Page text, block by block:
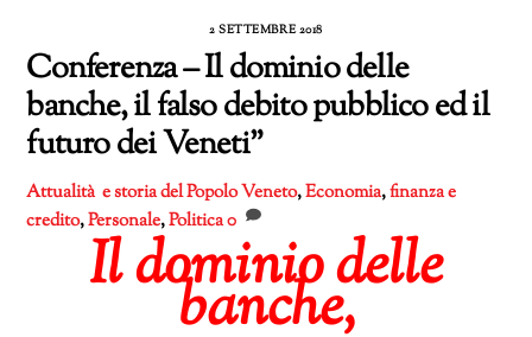
2 SETTEMBRE 2018
Conferenza – Il dominio delle
banche, il falso debito pubblico ed il
futuro dei Veneti”
Attualità e storia del Popolo Veneto,Economia,finanza e
credito,Personale,Politica0
Il dominio delle
banche,